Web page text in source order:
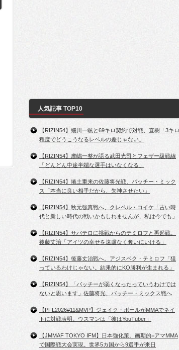
人気記事 TOP10
【RIZIN54】細川一颯と69キロ契約で対戦、直樹「3キロ
程度でどうこうなるレベルの差じゃない」
【RIZIN54】摩嶋一整が語る武田光司とフェザー級戦線
「どんどん中途半端な選手はいなくなる」
【RIZIN54】捲土重来の佐藤将光戦、パッチー・ミック
ス「本当に良い相手だから、失神させたい」
【RIZIN54】秋元強真戦へ、クレベル・コイケ「古い時
代と新しい時代の戦いかもしれませんが、私は今でも」
【RIZIN54】サバテロに挑戦からのテミロフと再起戦。
後藤丈治「アイツの幸せを遠慮なく奪いにいける」
【RIZIN54】後藤丈治戦へ。アジスベク・テミロフ「狙
っているわけじゃない。結果的にKO勝利が生まれる」
【RIZIN54】「パッチーが弱くなったっていうわけでは
ないと思います」佐藤将光、パッチー・ミックス戦へ
【PFL2026#11&MVP】ジェイク・ポールがMMAでネイ
トに対戦表明。ウスマンは「彼はYouTuber」
【JMMAF TOKYO IFM】日本強化策。画期的=アマMMA
で国際戦大会実現。世界5カ国から9選手が来日